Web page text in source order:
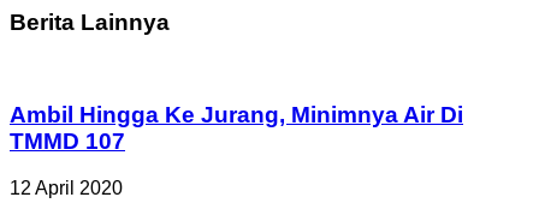
Berita Lainnya
Ambil Hingga Ke Jurang, Minimnya Air Di
TMMD 107
12 April 2020